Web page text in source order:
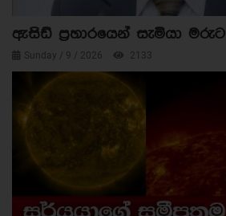
ඇසිඩ් ප්‍රහාරයෙන් සැමියා මරුට
Sunday / 9 / 2026 2133